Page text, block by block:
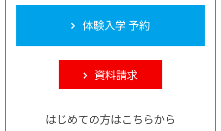
体験入学 予約
資料請求
はじめての方はこちらから